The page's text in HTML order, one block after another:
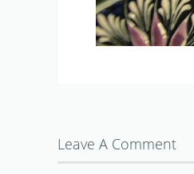
Leave A Comment